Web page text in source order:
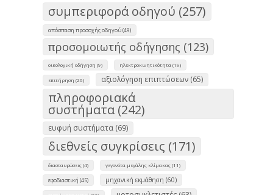
συμπεριφορά οδηγού (257)
απόσπαση προσοχής οδηγού (49)
προσομοιωτής οδήγησης (123)
οικολογική οδήγηση (9) ηλεκτροκινητικότητα (19)
επιτήρηση (26) αξιολόγηση επιπτώσεων (65)
πληροφοριακά
συστήματα (242)
ευφυή συστήματα (69)
διεθνείς συγκρίσεις (171)
διασταυρώσεις (4) γεγονότα μεγάλης κλίμακας (11)
εφοδιαστική (45) μηχανική εκμάθηση (60)